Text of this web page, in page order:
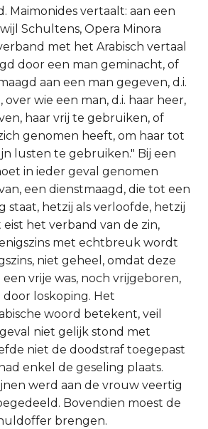
Maimonides vertaalt: aan een
Schultens, Opera Minora
met het Arabisch vertaal
door een man geminacht, of
aan een man gegeven, d.i.
wie een man, d.i. haar heer,
haar vrij te gebruiken, of
genomen heeft, om haar tot
lusten te gebruiken." Bij een
in ieder geval genomen
een dienstmaagd, die tot een
staat, hetzij als verloofde, hetzij
eist het verband van de zin,
met echtbreuk wordt
niet geheel, omdat deze
vrije was, noch vrijgeboren,
loskoping. Het
woord betekent, veil
niet gelijk stond met
niet de doodstraf toegepast
enkel de geseling plaats.
werd aan de vrouw veertig
Bovendien moest de
brengen.